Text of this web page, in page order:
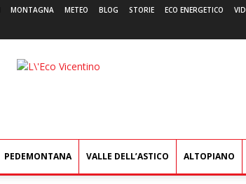
MONTAGNA METEO BLOG STORIE ECO ENERGETICO
L'Eco
PEDEMONTANA VALLE DELL’ASTICO ALTOPIANO